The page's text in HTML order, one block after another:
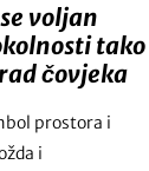
voljan
tako
čovjeka
prostora i
i